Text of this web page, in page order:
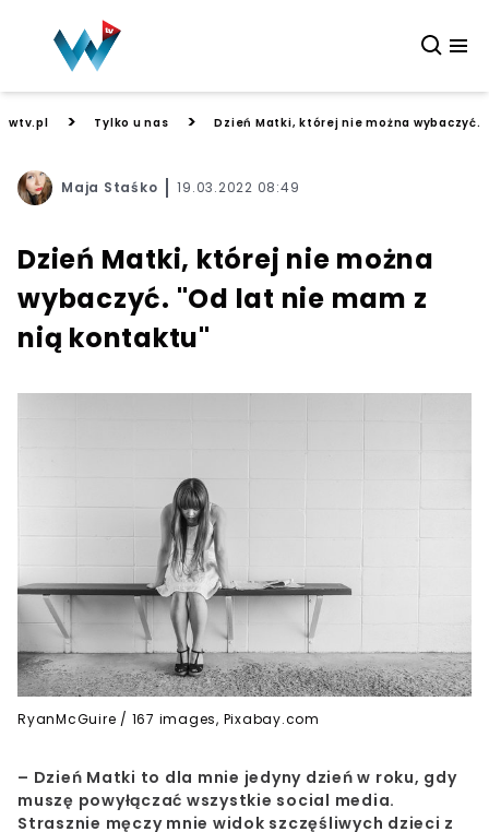
wtv.pl > Tylko u nas > Dzień Matki, której nie można
Maja Staśko 19.03.2022 08:49
Dzień Matki, której nie można
wybaczyć. "Od lat nie mam z
nią kontaktu"
RyanMcGuire / 167 images, Pixabay.com
– Dzień Matki to dla mnie jedyny dzień w roku, gdy
muszę powyłączać wszystkie social media.
Strasznie męczy mnie widok szczęśliwych dzieci z